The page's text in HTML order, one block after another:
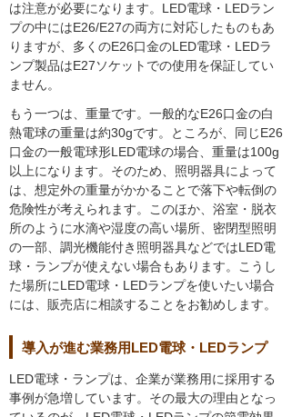
は注意が必要になります。LED電球・LEDラン
プの中にはE26/E27の両方に対応したものもあ
りますが、多くのE26口金のLED電球・LEDラ
ンプ製品はE27ソケットでの使用を保証してい
ません。
もう一つは、重量です。一般的なE26口金の白
熱電球の重量は約30gです。ところが、同じE26
口金の一般電球形LED電球の場合、重量は100g
以上になります。そのため、照明器具によって
は、想定外の重量がかかることで落下や転倒の
危険性が考えられます。このほか、浴室・脱衣
所のように水滴や湿度の高い場所、密閉型照明
の一部、調光機能付き照明器具などではLED電
球・ランプが使えない場合もあります。こうし
た場所にLED電球・LEDランプを使いたい場合
には、販売店に相談することをお勧めします。
導入が進む業務用LED電球・LEDランプ
LED電球・ランプは、企業が業務用に採用する
事例が急増しています。その最大の理由となっ